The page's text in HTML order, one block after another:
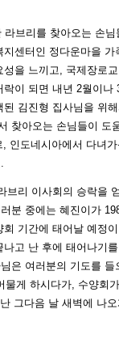
라브리를 찾아오는 손님
센터인 정다운마을 가
을 느끼고, 국제장로
이 되면 내년 2월이나
김진형 집사님을 위
찾아오는 손님들이 도
인도네시아에서 다녀
브리 이사회의 승락을
분 중에는 혜진이가
기간에 태어날 예정
고 난 후에 태어나기
은 여러분의 기도를 들
물게 하시다가, 수양회가
그다음 날 새벽에 나